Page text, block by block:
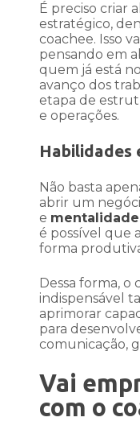
É preciso criar
estratégico,
coachee. Isso
pensando em
quem já está
avanço dos
etapa de
e operações.
Habilidades
Não basta
abrir um
e mentalidade
é possível que
forma
Dessa forma, o
indispensável
aprimorar
para
comunicação,
Vai
com o